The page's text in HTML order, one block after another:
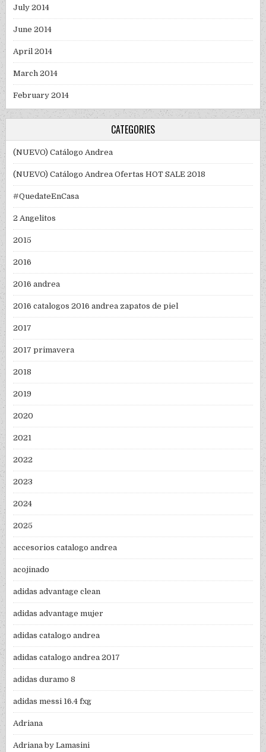
July 2014
June 2014
April 2014
March 2014
February 2014
CATEGORIES
(NUEVO) Catálogo Andrea
(NUEVO) Catálogo Andrea Ofertas HOT SALE 2018
#QuedateEnCasa
2 Angelitos
2015
2016
2016 andrea
2016 catalogos 2016 andrea zapatos de piel
2017
2017 primavera
2018
2019
2020
2021
2022
2023
2024
2025
accesorios catalogo andrea
acojinado
adidas advantage clean
adidas advantage mujer
adidas catalogo andrea
adidas catalogo andrea 2017
adidas duramo 8
adidas messi 16.4 fxg
Adriana
Adriana by Lamasini